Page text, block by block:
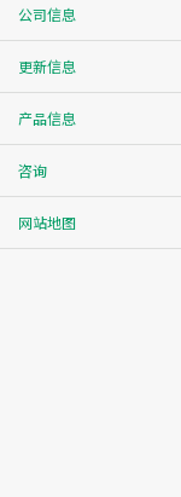
公司信息
更新信息
产品信息
咨询
网站地图